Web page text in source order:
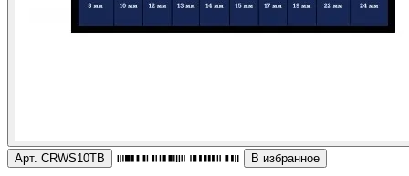
Арт. CRWS10TB В избранное